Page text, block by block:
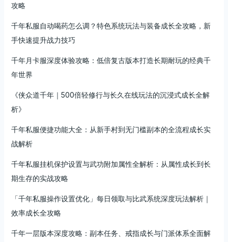
攻略
千年私服自动喝药怎么调？特色系统玩法与装备成长全攻略，新
手快速提升战力技巧
千年月卡服深度体验攻略：低倍复古版本打造长期耐玩的经典千
年世界
《侠众道千年｜500倍轻修行与长久在线玩法的沉浸式成长全解
析》
千年私服便捷功能大全：从新手村到无门槛副本的全流程成长实
战解析
千年私服挂机保护设置与武功附加属性全解析：从属性成长到长
期生存的实战攻略
「千年私服操作设置优化」每日领取与比武系统深度玩法解析｜
效率成长全攻略
千年一层版本深度攻略：副本任务、戒指成长与门派体系全面解